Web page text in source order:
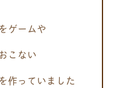
ゲームや
こない
作っていました